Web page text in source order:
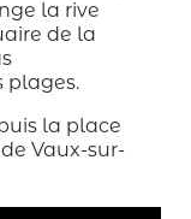
la rive
de la
plages.
la place
Vaux-sur-